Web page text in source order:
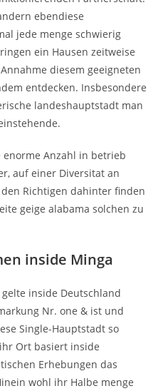
ebendiese
jede menge schwierig
ein Hausen zeitweise
diesem geeigneten
entdecken. Insbesondere
landeshauptstadt man
enorme Anzahl in betrieb
auf einer Diversitat an
Richtigen dahinter finden
geige alabama solchen zu
inside Minga
inside Deutschland
Nr. one & ist und
Single-Hauptstadt so
Ort basiert inside
Erhebungen das
wohl ihr Halbe menge